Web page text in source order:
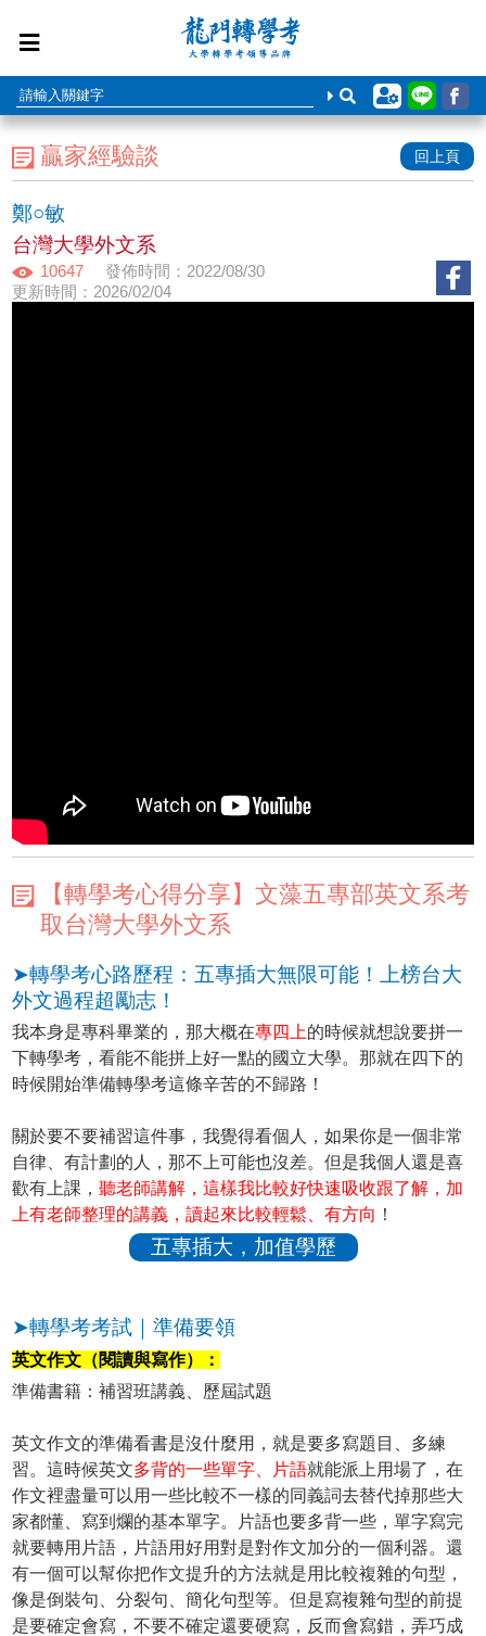
贏家經驗談 回上頁
鄭○敏
台灣大學外文系
10647
發佈時間：2022/08/30
更新時間：2026/02/04
【轉學考心得分享】文藻五專部英文系考
取台灣大學外文系
➤轉學考心路歷程：五專插大無限可能！上榜台大
外文過程超勵志！
我本身是專科畢業的，那大概在專四上的時候就想說要拼一
下轉學考，看能不能拼上好一點的國立大學。那就在四下的
時候開始準備轉學考這條辛苦的不歸路！
關於要不要補習這件事，我覺得看個人，如果你是一個非常
自律、有計劃的人，那不上可能也沒差。但是我個人還是喜
歡有上課，聽老師講解，這樣我比較好快速吸收跟了解，加
上有老師整理的講義，讀起來比較輕鬆、有方向 ！
五專插大，加值學歷
➤轉學考考試｜準備要領
英文作文（閱讀與寫作）：
準備書籍：補習班講義、歷屆試題
英文作文的準備看書是沒什麼用，就是要多寫題目、多練
習。這時候英文多背的一些單字、片語就能派上用場了，在
作文裡盡量可以用一些比較不一樣的同義詞去替代掉那些大
家都懂、寫到爛的基本單字。片語也要多背一些，單字寫完
就要轉用片語，片語用好用對是對作文加分的一個利器。還
有一個可以幫你把作文提升的方法就是用比較複雜的句型，
像是倒裝句、分裂句、簡化句型等。但是寫複雜句型的前提
是要確定會寫，不要不確定還要硬寫，反而會寫錯，弄巧成